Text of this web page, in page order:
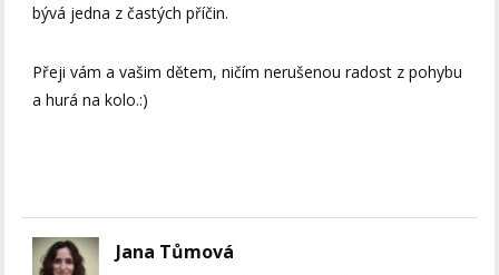
bývá jedna z častých příčin.
Přeji vám a vašim dětem, ničím nerušenou radost z pohybu
a hurá na kolo.:)
Jana Tůmová